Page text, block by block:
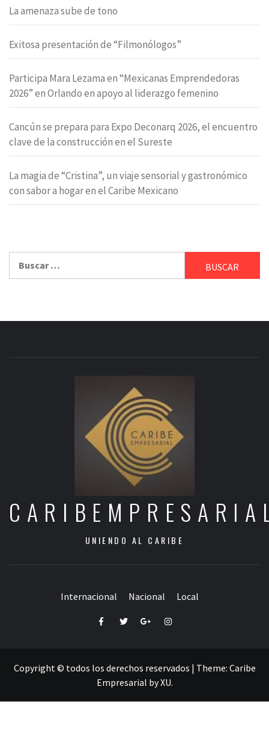
La amenaza sube de tono
Exitosa presentación de “Filmonólogos”
Participa Mara Lezama en “Mexicanas Emprendedoras
2026” en Orlando en apoyo al liderazgo femenino
Cancún se prepara para Expo Deconarq 2026, el encuentro
clave de la construcción en el Sureste
La magia de “Cristina”, un viaje sensorial y gastronómico
con sabor a hogar en el Caribe Mexicano
UNIENDO AL CARIBE
Internacional Nacional Local
FacebookTwitterGoogle+Instagram
Copyright © todos los derechos reservados | Theme: Caribe
Empresarial byXU.